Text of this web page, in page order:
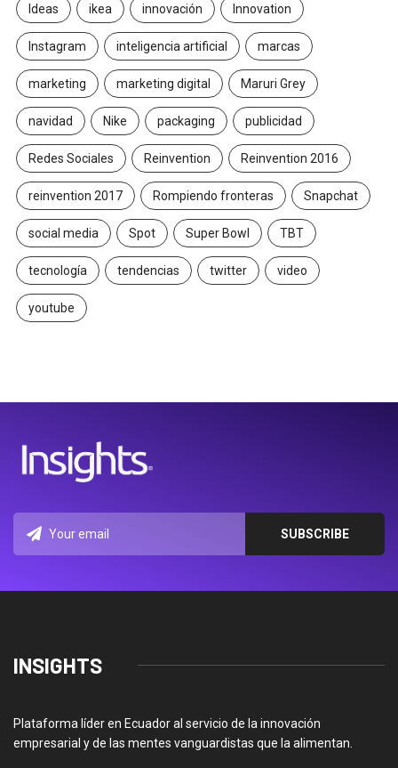
Ideas ikea innovación Innovation
Instagram inteligencia artificial marcas
marketing marketing digital Maruri Grey
navidad Nike packaging publicidad
Redes Sociales Reinvention Reinvention 2016
reinvention 2017 Rompiendo fronteras Snapchat
social media Spot Super Bowl TBT
tecnología tendencias twitter video
youtube
INSIGHTS
Plataforma líder en Ecuador al servicio de la innovación
empresarial y de las mentes vanguardistas que la alimentan.